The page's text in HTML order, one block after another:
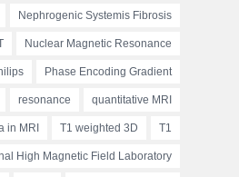
Nephrogenic Systemis Fibrosis
Nuclear Magnetic Resonance
Phase Encoding Gradient
quantitative MRI
resonance
T1
T1 weighted 3D
in MRI
High Magnetic Field Laboratory